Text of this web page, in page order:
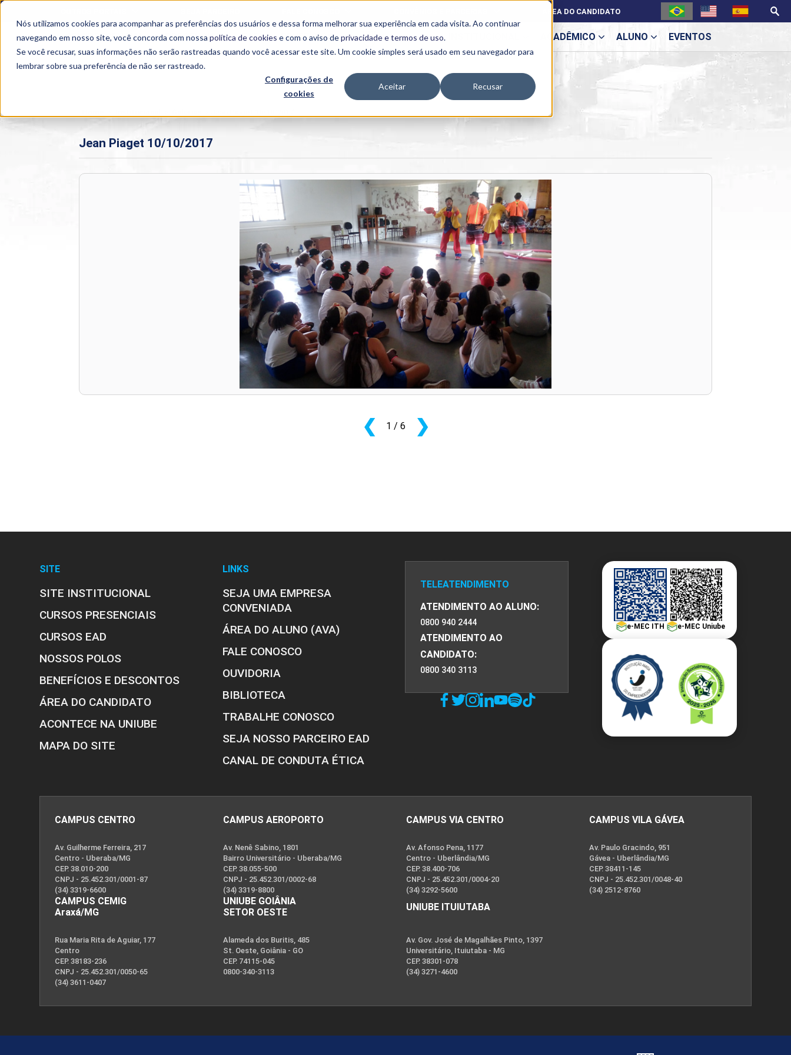
Nós utilizamos cookies para acompanhar as preferências dos usuários e dessa forma melhorar sua experiência em cada visita. Ao continuar
navegando em nosso site, você concorda com nossa política de cookies e com o aviso deprivacidade e termos de uso.
Se você recusar, suas informações não serão rastreadas quando você acessar este site. Um cookie simples será usado em seu navegador para
lembrar sobre sua preferência de não ser rastreado.
Configurações de
cookies
Aceitar Recusar
SEMIPRESENCIAL PRESENCIAL EAD BENEFÍCIOS ACADÊMICO
Acadêmicos
PIME
Programas de
Pesquisa e
Extensão
MPHU
NIT
PROES
PROPEPE
PROED
ALUNO EVENTOS
ÁREA DO CANDIDATO
Jean Piaget 10/10/2017
❮ 1 / 6 ❯
SITE
SITE INSTITUCIONAL
CURSOS PRESENCIAIS
CURSOS EAD
NOSSOS POLOS
BENEFÍCIOS E DESCONTOS
ÁREA DO CANDIDATO
ACONTECE NA UNIUBE
MAPA DO SITE
LINKS
SEJA UMA EMPRESA
CONVENIADA
ÁREA DO ALUNO (AVA)
FALE CONOSCO
OUVIDORIA
BIBLIOTECA
TRABALHE CONOSCO
SEJA NOSSO PARCEIRO EAD
CANAL DE CONDUTA ÉTICA
TELEATENDIMENTO
ATENDIMENTO AO ALUNO:
0800 940 2444
ATENDIMENTO AO
CANDIDATO:
0800 340 3113
e-MEC ITH e-MEC Uniube
CAMPUS CENTRO
Av. Guilherme Ferreira, 217
Centro - Uberaba/MG
CEP. 38.010-200
CNPJ - 25.452.301/0001-87
(34) 3319-6600
CAMPUS CEMIG
Araxá/MG
Rua Maria Rita de Aguiar, 177
Centro
CEP. 38183-236
CNPJ - 25.452.301/0050-65
(34) 3611-0407
CAMPUS AEROPORTO
Av. Nenê Sabino, 1801
Bairro Universitário - Uberaba/MG
CEP. 38.055-500
CNPJ - 25.452.301/0002-68
(34) 3319-8800
UNIUBE GOIÂNIA
SETOR OESTE
Alameda dos Buritis, 485
St. Oeste, Goiânia - GO
CEP. 74115-045
0800-340-3113
CAMPUS VIA CENTRO
Av. Afonso Pena, 1177
Centro - Uberlândia/MG
CEP. 38.400-706
CNPJ - 25.452.301/0004-20
(34) 3292-5600
UNIUBE ITUIUTABA
Av. Gov. José de Magalhães Pinto, 1397
Universitário, Ituiutaba - MG
CEP. 38301-078
(34) 3271-4600
CAMPUS VILA GÁVEA
Av. Paulo Gracindo, 951
Gávea - Uberlândia/MG
CEP. 38411-145
CNPJ - 25.452.301/0048-40
(34) 2512-8760